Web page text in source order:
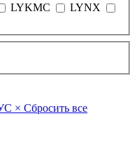
LYKMC
LYNX
× Сбросить все